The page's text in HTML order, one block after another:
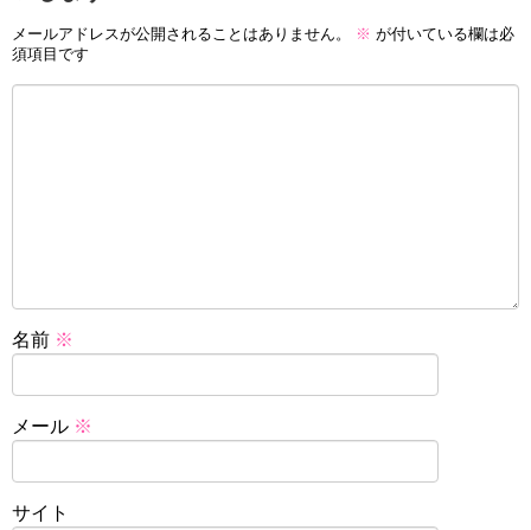
メールアドレスが公開されることはありません。 ※ が付いている欄は必
須項目です
名前 ※
メール ※
サイト